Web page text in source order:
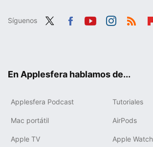
Síguenos
En Applesfera hablamos de...
Applesfera Podcast Tutoriales
Mac portátil AirPods
Apple TV Apple Watch